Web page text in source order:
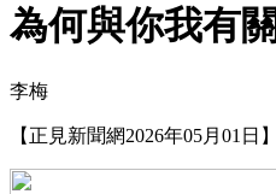
為何與你我有關
李梅
【正見新聞網2026年05月01日】